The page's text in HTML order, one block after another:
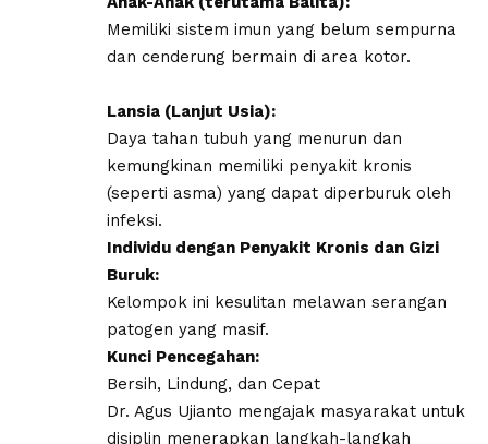
Memiliki sistem imun yang belum sempurna
dan cenderung bermain di area kotor.
​Lansia (Lanjut Usia):
Daya tahan tubuh yang menurun dan
kemungkinan memiliki penyakit kronis
(seperti asma) yang dapat diperburuk oleh
infeksi.
​Individu dengan Penyakit Kronis dan Gizi
Buruk:
Kelompok ini kesulitan melawan serangan
patogen yang masif.
​Kunci Pencegahan:
Bersih, Lindung, dan Cepat
​Dr. Agus Ujianto mengajak masyarakat untuk
disiplin menerapkan langkah-langkah